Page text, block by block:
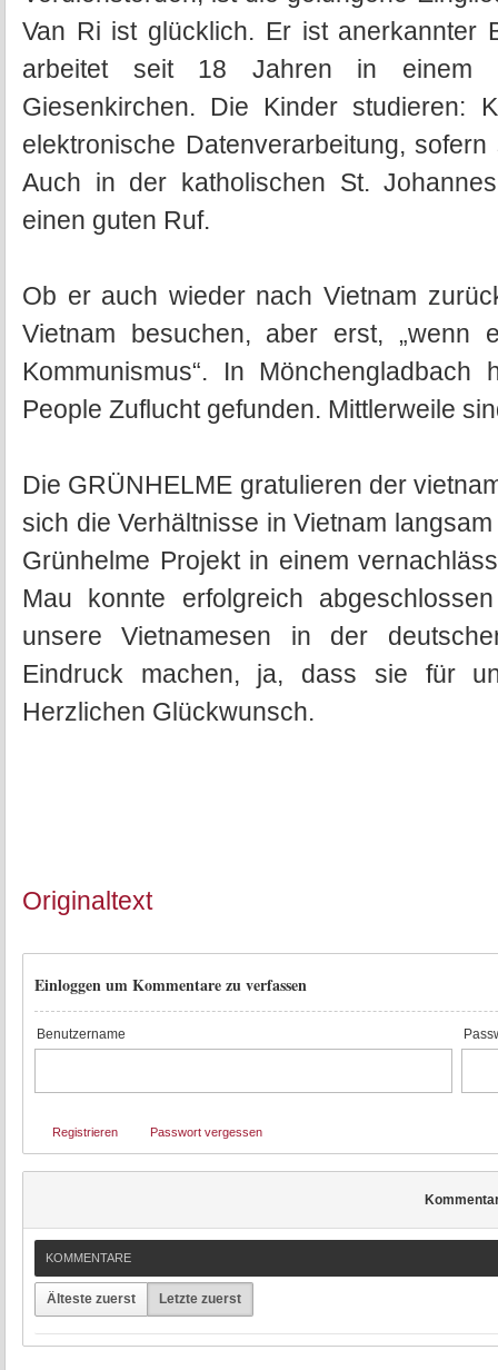
Van Ri ist glücklich. Er ist anerkannter
arbeitet seit 18 Jahren in einem
Giesenkirchen. Die Kinder studieren:
elektronische Datenverarbeitung,
Auch in der katholischen St.
einen guten Ruf.
Ob er auch wieder nach Vietnam
Vietnam besuchen, aber erst,
Kommunismus“. In
People Zuflucht gefunden. Mittlerweile
Die GRÜNHELME gratulieren der
sich die Verhältnisse in Vietnam
Grünhelme Projekt in einem
Mau konnte erfolgreich
unsere Vietnamesen in der
Eindruck machen, ja, dass sie für
Herzlichen Glückwunsch.
Originaltext
Einloggen um Kommentare zu verfassen
Benutzername
Registrieren Passwort vergessen
KOMMENTARE
Älteste zuerst Letzte zuerst